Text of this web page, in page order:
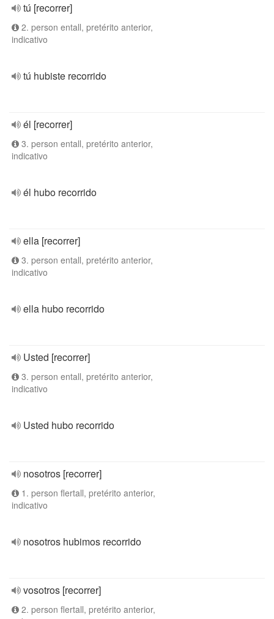
tú [recorrer]
2. person entall, pretérito anterior,
indicativo
tú hubiste recorrido
él [recorrer]
3. person entall, pretérito anterior,
indicativo
él hubo recorrido
ella [recorrer]
3. person entall, pretérito anterior,
indicativo
ella hubo recorrido
Usted [recorrer]
3. person entall, pretérito anterior,
indicativo
Usted hubo recorrido
nosotros [recorrer]
1. person flertall, pretérito anterior,
indicativo
nosotros hubimos recorrido
vosotros [recorrer]
2. person flertall, pretérito anterior,